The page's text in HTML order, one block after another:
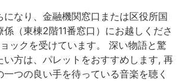
になり、金融機関窓口または区役所国
（東棟2階11番窓口）にお越しくださ
ックを受けています。 深い物語と驚
い方は、パレットをおすすめします, 再
つの良い手を待っている音楽を聴く